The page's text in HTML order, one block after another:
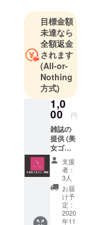
いたいとい
う思いで活
動を続けて
おります。
今後は雑誌
化やYoutube
での配信な
どコンテン
ツ強化を
行ってく予
定です！
目標金額
未達なら
全額返金
されます
(All-or-
Nothing
方式)
1,0
00 円
雑誌の
提供 (美
女ゴル
ファー
のサイ
ン入り)
※ コロ
ナの影
響で日
程が遅
れる場
支援
者：
3人
お届
け予
定：
2020
年11